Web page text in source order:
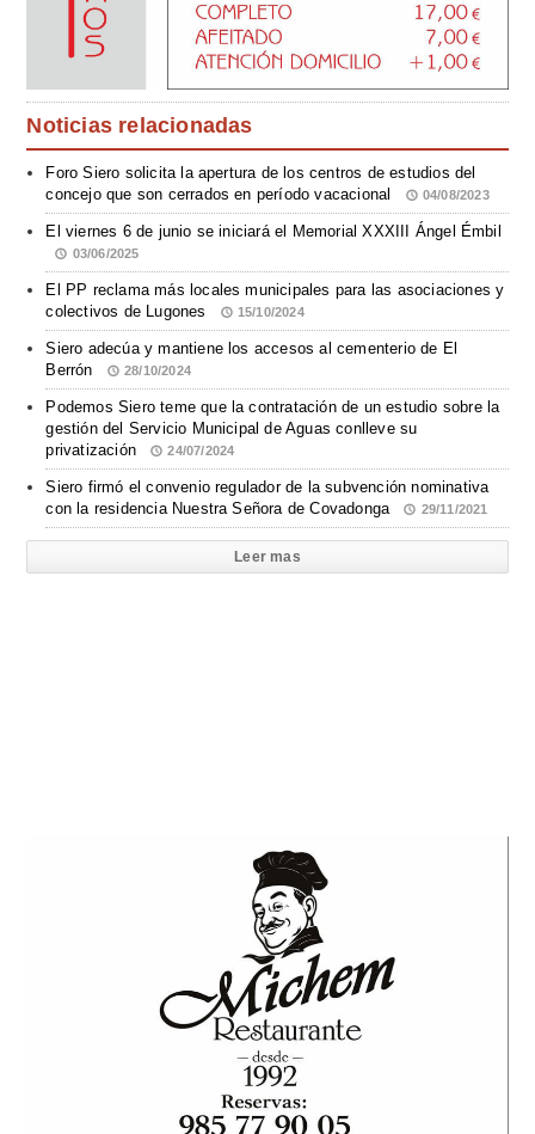
Noticias relacionadas
Foro Siero solicita la apertura de los centros de estudios del
concejo que son cerrados en período vacacional
04/08/2023
El viernes 6 de junio se iniciará el Memorial XXXIII Ángel Émbil
03/06/2025
El PP reclama más locales municipales para las asociaciones y
colectivos de Lugones
15/10/2024
Siero adecúa y mantiene los accesos al cementerio de El
Berrón
28/10/2024
Podemos Siero teme que la contratación de un estudio sobre la
gestión del Servicio Municipal de Aguas conlleve su
privatización
24/07/2024
Siero firmó el convenio regulador de la subvención nominativa
con la residencia Nuestra Señora de Covadonga
29/11/2021
Leer mas